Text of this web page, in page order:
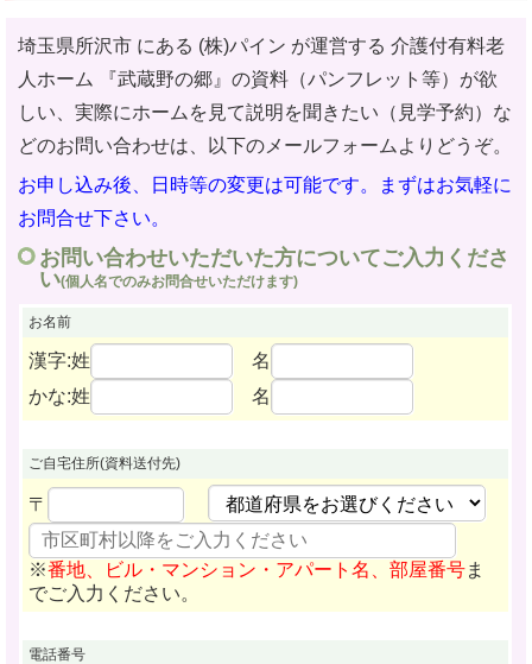
埼玉県所沢市 にある (株)パイン が運営する 介護付有料老
人ホーム
『武蔵野の郷』の資料（パンフレット等）が欲
しい、実際にホームを見て説明を聞きたい（見学予約）な
どのお問い合わせは、以下のメールフォームよりどうぞ。
お申し込み後、日時等の変更は可能です。まずはお気軽に
お問合せ下さい。
お問い合わせいただいた方についてご入力くださ
い(個人名でのみお問合せいただけます)
お名前
漢字:姓
名
かな:姓
名
ご自宅住所(資料送付先)
〒
※番地、ビル・マンション・アパート名、部屋番号ま
でご入力ください。
電話番号